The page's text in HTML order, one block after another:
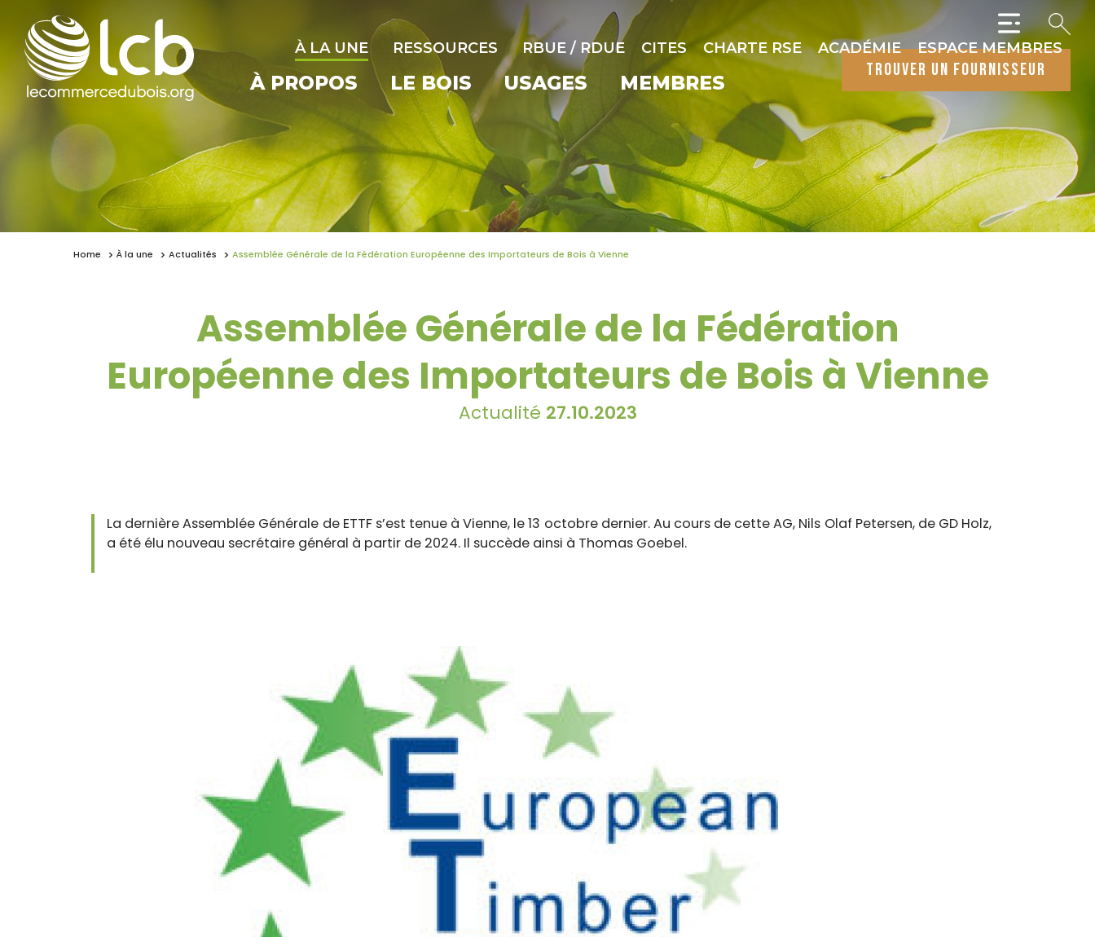
À LA UNE RESSOURCES RBUE / RDUE CITES CHARTE RSE ACADÉMIE ESPACE MEMBRES
À PROPOS LE BOIS USAGES MEMBRES
trouver un fournisseur
Home À la une Actualités Assemblée Générale de la Fédération Européenne des Importateurs de Bois à Vienne
Assemblée Générale de la Fédération
Européenne des Importateurs de Bois à Vienne
Actualité 27.10.2023
La dernière Assemblée Générale de ETTF s’est tenue à Vienne, le 13 octobre dernier. Au cours de cette AG, Nils Olaf Petersen, de GD Holz,
a été élu nouveau secrétaire général à partir de 2024. Il succède ainsi à Thomas Goebel.